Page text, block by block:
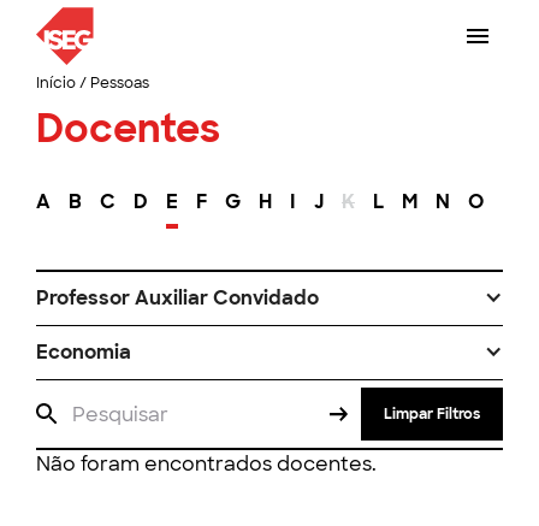
Início/ Pessoas
Docentes
A B C D E F G H I J K L M N O
Professor Auxiliar Convidado
Economia
Limpar Filtros
Não foram encontrados docentes.